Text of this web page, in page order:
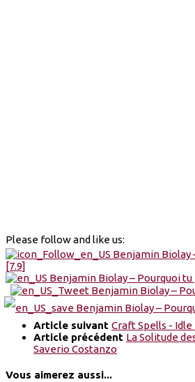
Please follow and like us:
Article suivant Craft Spells - Idle
Article précédent La Solitude
Saverio Costanzo
Vous aimerez aussi...